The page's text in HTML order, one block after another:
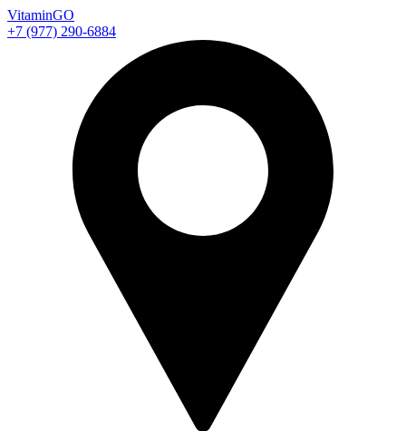
VitaminGO
+7 (977) 290-6884